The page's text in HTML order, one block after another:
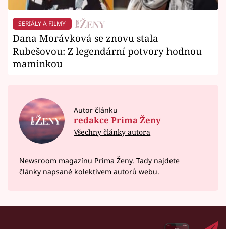
SERIÁLY A FILMY
Dana Morávková se znovu stala
Rubešovou: Z legendární potvory hodnou
maminkou
Autor článku
redakce Prima Ženy
Všechny články autora
Newsroom magazínu Prima Ženy. Tady najdete
články napsané kolektivem autorů webu.